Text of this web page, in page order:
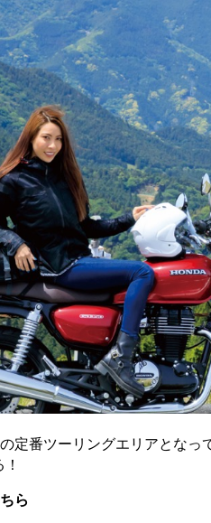
定番ツーリングエリアとな
ら